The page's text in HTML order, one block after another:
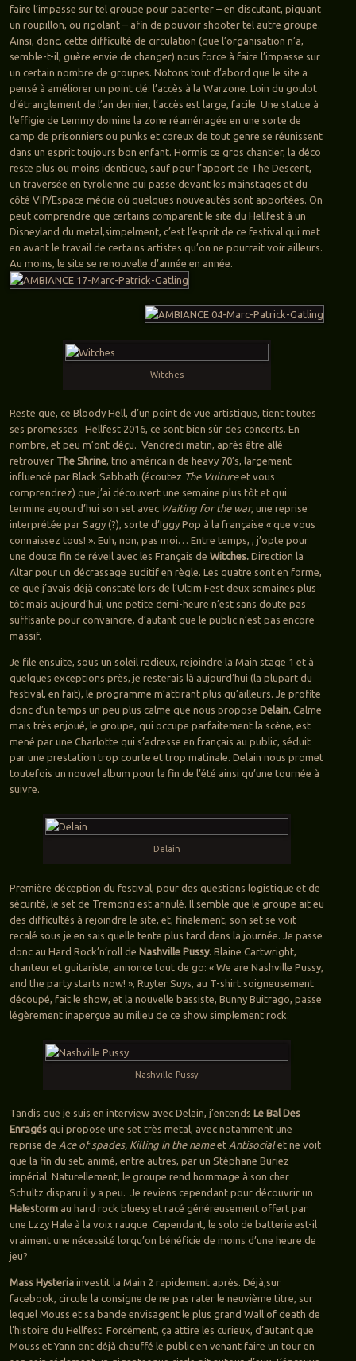
faire l’impasse sur tel groupe pour patienter – en discutant, piquant
un roupillon, ou rigolant – afin de pouvoir shooter tel autre groupe.
Ainsi, donc, cette difficulté de circulation (que l’organisation n’a,
semble-t-il, guère envie de changer) nous force à faire l’impasse sur
un certain nombre de groupes. Notons tout d’abord que le site a
pensé à améliorer un point clé: l’accès à la Warzone. Loin du goulot
d’étranglement de l’an dernier, l’accès est large, facile. Une statue à
l’effigie de Lemmy domine la zone réaménagée en une sorte de
camp de prisonniers ou punks et coreux de tout genre se réunissent
dans un esprit toujours bon enfant. Hormis ce gros chantier, la déco
reste plus ou moins identique, sauf pour l’apport de The Descent,
un traversée en tyrolienne qui passe devant les mainstages et du
côté VIP/Espace média où quelques nouveautés sont apportées. On
peut comprendre que certains comparent le site du Hellfest à un
Disneyland du metal,simpelment, c’est l’esprit de ce festival qui met
en avant le travail de certains artistes qu’on ne pourrait voir ailleurs.
Au moins, le site se renouvelle d’année en année.
Witches
Reste que, ce Bloody Hell, d’un point de vue artistique, tient toutes
ses promesses. Hellfest 2016, ce sont bien sûr des concerts. En
nombre, et peu m’ont déçu. Vendredi matin, après être allé
retrouver The Shrine, trio américain de heavy 70’s, largement
influencé par Black Sabbath (écoutez The Vultureet vous
comprendrez) que j’ai découvert une semaine plus tôt et qui
termine aujourd’hui son set avec Waiting for the war, une reprise
interprétée par Sagy (?), sorte d’Iggy Pop à la française « que vous
connaissez tous! ». Euh, non, pas moi… Entre temps, , j’opte pour
une douce fin de réveil avec les Français de Witches.Direction la
Altar pour un décrassage auditif en règle. Les quatre sont en forme,
ce que j’avais déjà constaté lors de l’Ultim Fest deux semaines plus
tôt mais aujourd’hui, une petite demi-heure n’est sans doute pas
suffisante pour convaincre, d’autant que le public n’est pas encore
massif.
Je file ensuite, sous un soleil radieux, rejoindre la Main stage 1 et à
quelques exceptions près, je resterais là aujourd’hui (la plupart du
festival, en fait), le programme m’attirant plus qu’ailleurs. Je profite
donc d’un temps un peu plus calme que nous propose Delain.Calme
mais très enjoué, le groupe, qui occupe parfaitement la scène, est
mené par une Charlotte qui s’adresse en français au public, séduit
par une prestation trop courte et trop matinale. Delain nous promet
toutefois un nouvel album pour la fin de l’été ainsi qu’une tournée à
suivre.
Delain
Première déception du festival, pour des questions logistique et de
sécurité, le set de Tremonti est annulé. Il semble que le groupe ait eu
des difficultés à rejoindre le site, et, finalement, son set se voit
recalé sous je en sais quelle tente plus tard dans la journée. Je passe
donc au Hard Rock’n’roll de Nashville Pussy. Blaine Cartwright,
chanteur et guitariste, annonce tout de go: « We are Nashville Pussy,
and the party starts now! », Ruyter Suys, au T-shirt soigneusement
découpé, fait le show, et la nouvelle bassiste, Bunny Buitrago, passe
légèrement inaperçue au milieu de ce show simplement rock.
Nashville Pussy
Tandis que je suis en interview avec Delain, j’entends Le Bal Des
Enragésqui propose une set très metal, avec notamment une
reprise de Ace of spades, Killing in the nameetAntisocialet ne voit
que la fin du set, animé, entre autres, par un Stéphane Buriez
impérial. Naturellement, le groupe rend hommage à son cher
Schultz disparu il y a peu. Je reviens cependant pour découvrir un
Halestormau hard rock bluesy et racé généreusement offert par
une Lzzy Hale à la voix rauque. Cependant, le solo de batterie est-il
vraiment une nécessité lorqu’on bénéficie de moins d’une heure de
jeu?
Mass Hysteriainvestit la Main 2 rapidement après. Déjà,sur
facebook, circule la consigne de ne pas rater le neuvième titre, sur
lequel Mouss et sa bande envisagent le plus grand Wall of death de
l’histoire du Hellfest. Forcément, ça attire les curieux, d’autant que
Mouss et Yann ont déjà chauffé le public en venant faire un tour en